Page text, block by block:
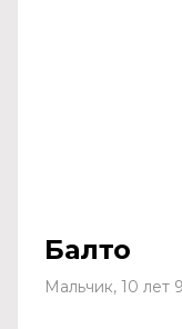
Балто
Мальчик, 10 лет